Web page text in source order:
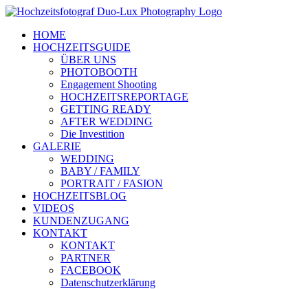
Zum
springenHOME
HOCHZEITSGUIDE
ÜBER UNS
PHOTOBOOTH
Engagement Shooting
HOCHZEITSREPORTAGE
GETTING READY
AFTER WEDDING
Die Investition
GALERIE
WEDDING
BABY / FAMILY
PORTRAIT / FASION
HOCHZEITSBLOG
VIDEOS
KUNDENZUGANG
KONTAKT
KONTAKT
PARTNER
FACEBOOK
Datenschutzerklärung